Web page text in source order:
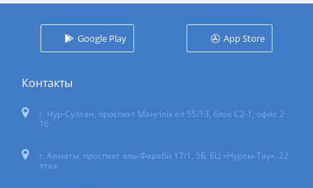
Google Play App Store
Контакты
г. Нур-Султан, проспект Мәңгілік ел 55/13, блок С2-1, офис 2-
16
г. Алматы, проспект аль-Фараби 17/1, 5Б, БЦ «Нурлы-Тау», 22
этаж